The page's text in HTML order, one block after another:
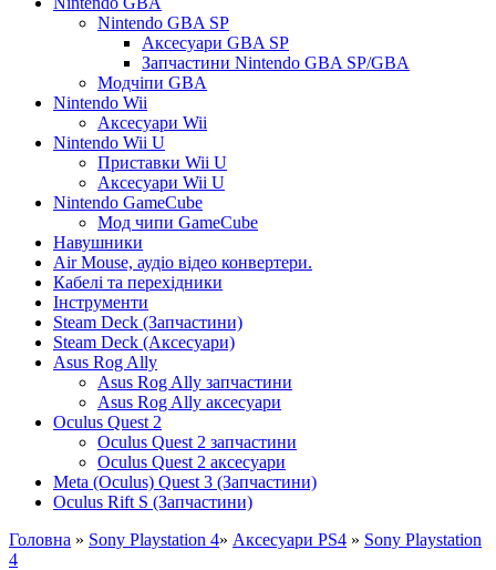
Nintendo GBA SP
Аксесуари GBA SP
Запчастини Nintendo GBA SP/GBA
Модчіпи GBA
Nintendo Wii
Аксесуари Wii
Nintendo Wii U
Приставки Wii U
Аксесуари Wii U
Nintendo GameCube
Мод чипи GameCube
Навушники
Air Mouse, аудіо відео конвертери.
Кабелі та перехідники
Інструменти
Steam Deck (Запчастини)
Steam Deck (Аксесуари)
Asus Rog Ally
Asus Rog Ally запчастини
Asus Rog Ally аксесуари
Oculus Quest 2
Oculus Quest 2 запчастини
Oculus Quest 2 аксесуари
Meta (Oculus) Quest 3 (Запчастини)
Oculus Rift S (Запчастини)
Головна » Sony Playstation 4» Аксесуари PS4 » Sony Playstation
4